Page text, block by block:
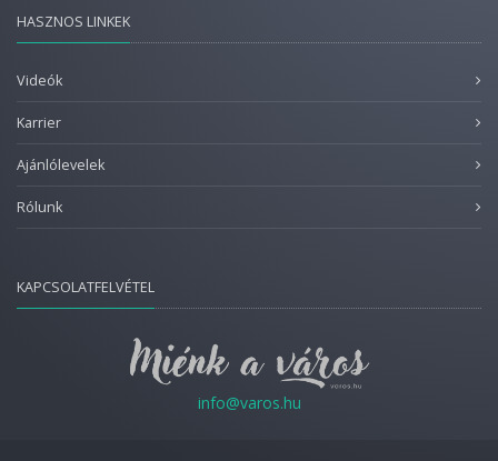
HASZNOS LINKEK
Videók
Karrier
Ajánlólevelek
Rólunk
KAPCSOLATFELVÉTEL
info@varos.hu